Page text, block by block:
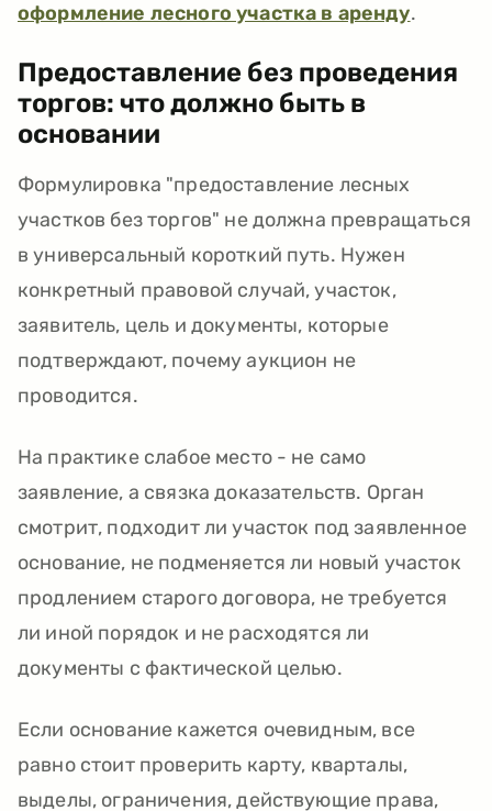
оформление лесного участка в аренду.
Предоставление без проведения
торгов: что должно быть в
основании
Формулировка "предоставление лесных
участков без торгов" не должна превращаться
в универсальный короткий путь. Нужен
конкретный правовой случай, участок,
заявитель, цель и документы, которые
подтверждают, почему аукцион не
проводится.
На практике слабое место - не само
заявление, а связка доказательств. Орган
смотрит, подходит ли участок под заявленное
основание, не подменяется ли новый участок
продлением старого договора, не требуется
ли иной порядок и не расходятся ли
документы с фактической целью.
Если основание кажется очевидным, все
равно стоит проверить карту, кварталы,
выделы, ограничения, действующие права,